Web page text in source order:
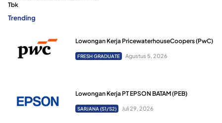
Tbk
Trending
Lowongan Kerja PricewaterhouseCoopers (PwC)
FRESH GRADUATE Agustus 5, 2026
Lowongan Kerja PT EPSON BATAM (PEB)
SARJANA (S1/S2) Juli 29, 2026